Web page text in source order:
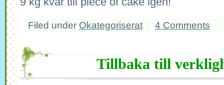
Filed under Okategoriserat 4 Comments
Tillbaka till